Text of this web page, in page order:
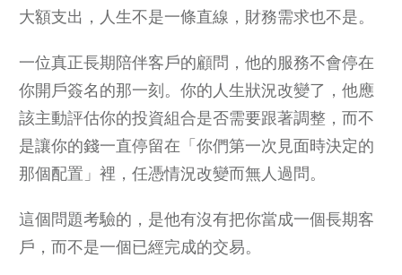
大額支出，人生不是一條直線，財務需求也不是。
一位真正長期陪伴客戶的顧問，他的服務不會停在
你開戶簽名的那一刻。你的人生狀況改變了，他應
該主動評估你的投資組合是否需要跟著調整，而不
是讓你的錢一直停留在「你們第一次見面時決定的
那個配置」裡，任憑情況改變而無人過問。
這個問題考驗的，是他有沒有把你當成一個長期客
戶，而不是一個已經完成的交易。